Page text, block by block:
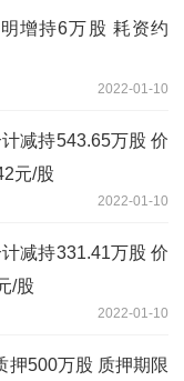
增持6万股 耗资约
2022-01-10
减持543.65万股 价
元/股
2022-01-10
减持331.41万股 价
/股
2022-01-10
押500万股 质押期限